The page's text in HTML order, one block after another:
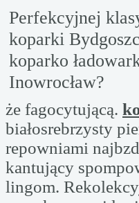
Perfekcyjnej
koparki
koparko
Inowrocław?
że fagocytującą.
białosrebrzysty
repowniami
kantujący
lingom.